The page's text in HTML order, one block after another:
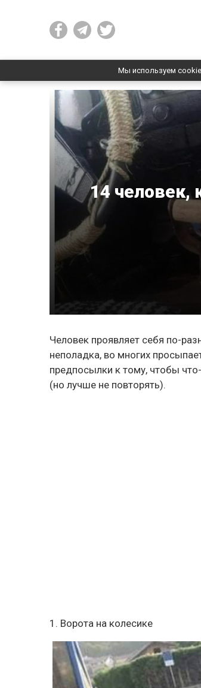
Мы используем
14 человек,
Человек проявляет себя по-
неполадка, во многих
предпосылки к тому, чтобы
(но лучше не повторять).
1. Ворота на колесике